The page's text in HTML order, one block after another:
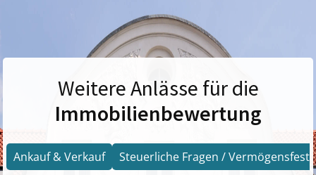
Weitere Anlässe für die
Immobilienbewertung
Ankauf & Verkauf Steuerliche Fragen /